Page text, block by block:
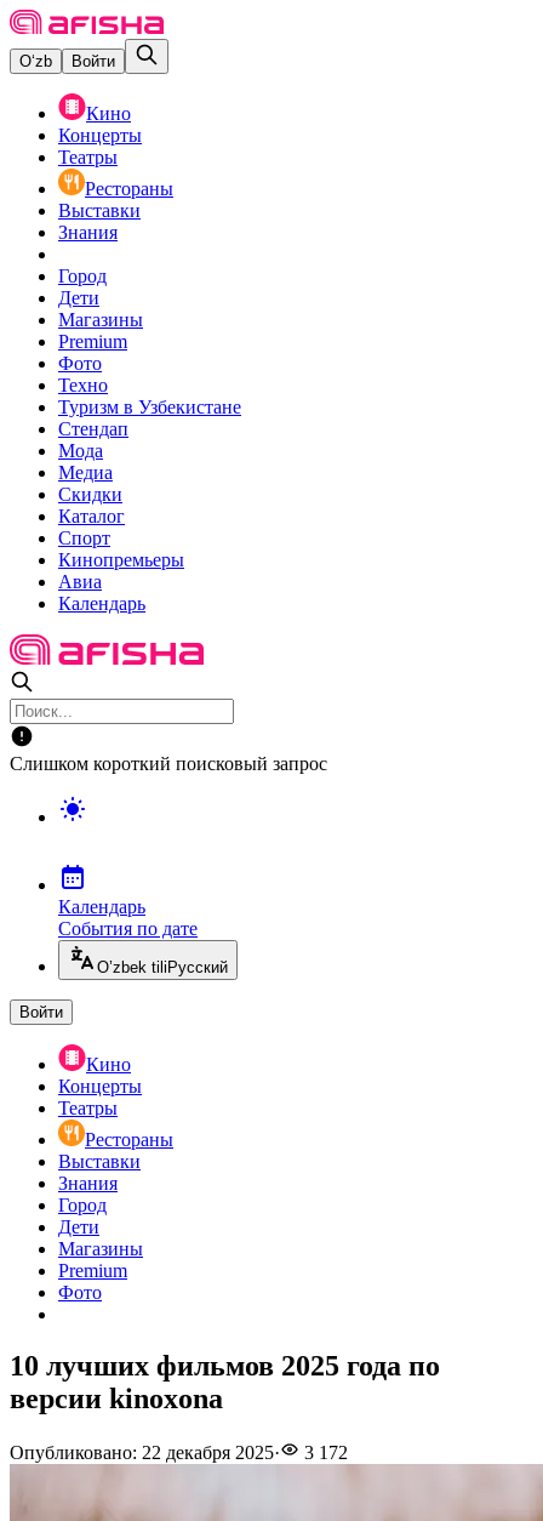
O‘zb Войти
Кино
Концерты
Театры
Рестораны
Выставки
Знания
Город
Дети
Магазины
Premium
Фото
Техно
Туризм в Узбекистане
Стендап
Мода
Медиа
Скидки
Каталог
Спорт
Кинопремьеры
Авиа
Календарь
Слишком короткий поисковый запрос
Календарь
События по дате
O’zbek tili Русский
Войти
Кино
Концерты
Театры
Рестораны
Выставки
Знания
Город
Дети
Магазины
Premium
Фото
10 лучших фильмов 2025 года по
версии kinoxona
Опубликовано: 22 декабря 2025· 3 172